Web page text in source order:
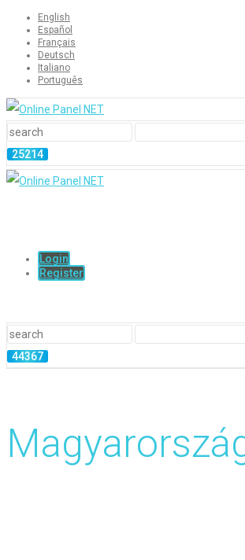
English
Español
Français
Deutsch
Italiano
Português
Login
Register